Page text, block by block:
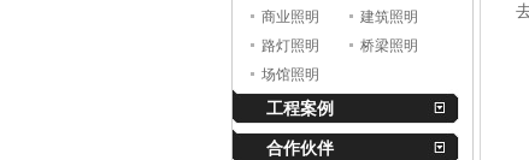
商业照明
建筑照明
路灯照明
桥梁照明
场馆照明
工程案例
合作伙伴